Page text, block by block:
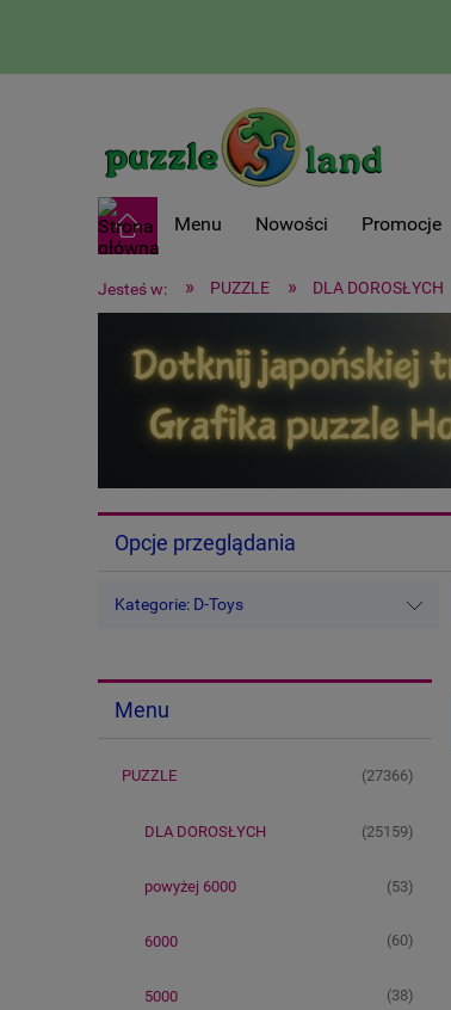
Menu Nowości Promocje
Jesteś w: » PUZZLE » DLA DOROSŁYCH
Opcje przeglądania
Kategorie: D-Toys
Menu
PUZZLE (27366)
DLA DOROSŁYCH (25159)
powyżej 6000 (53)
6000 (60)
5000 (38)